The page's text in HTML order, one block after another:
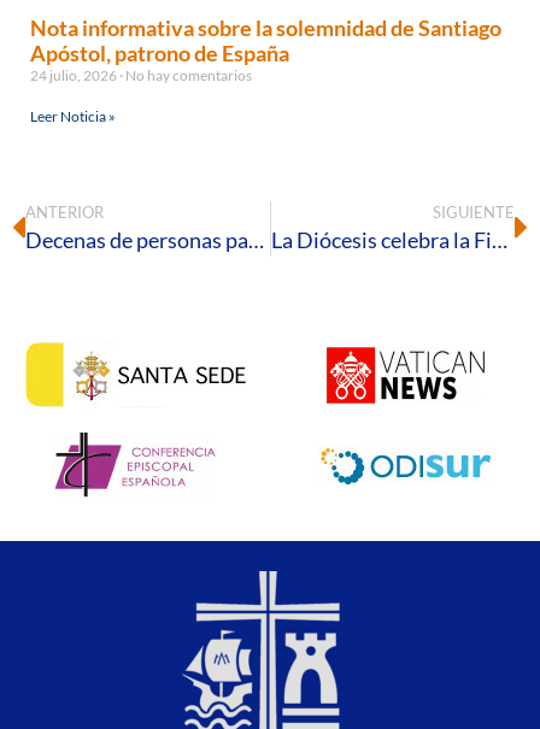
Nota informativa sobre la solemnidad de Santiago
Apóstol, patrono de España
24 julio, 2026 No hay comentarios
Leer Noticia »
ANTERIOR
Decenas de personas participan en un nuevo Círculo de Silencio para visibilizar la realidad de los asentamientos
SIGUIENTE
La Diócesis celebra la Fiesta de Jesucristo Sumo y Eterno Sacerdote junto a las Hermanas Oblatas